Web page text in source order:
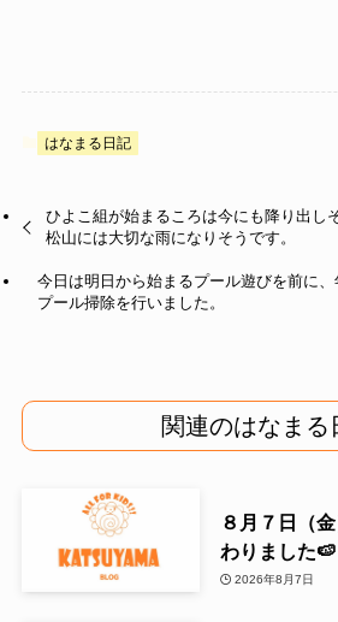
はなまる日記
ひよこ組が始まるころは今にも降り出し
松山には大切な雨になりそうです。
今日は明日から始まるプール遊びを前に
プール掃除を行いました。
関連のはなまる
８月７日（
わりました🍉
2026年8月7日